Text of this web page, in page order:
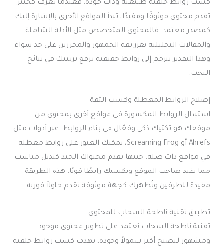
كسب روابط خلفية طبيعية وذات جودة. فعندما تُعرف كخبير
تقدم محتوى موثوقًا ومفيدًا، تبدأ المواقع الأخرى بالإشارة إليك
كمصدر معتمد. فالمحتوى المتخصص مثل الأدلة الشاملة
والمقالات التحليلية يعزز ثقة الجمهور والمحررين على حد سواء
وهذا التقدير يترجم إلى روابط حقيقية ترفع ترتيبك في نتائج
البحث.
إصلاح الروابط المعطلة وكسب الثقة
استبدال الروابط المكسورة في مواقع أخرى بمحتوى من
موقعك هو تكتيك ذكي وفعّال في بناء الروابط. عبر أدوات مثل
Ahrefs أو Screaming Frog، يمكنك العثور على روابط معطلة
في مواقع ذات صلة. حينها تقدم محتواك الجيد كبديل مناسب
مما يفيد صاحب الموقع ويكسبك رابطًا قويًا. هذه الطريقة
مفيدة للطرفين وتُظهرك كجهة موثوقة تقدم حلولاً فورية.
تطبيق تقنية ناطحة السحاب للمحتوى
تقنية ناطحة السحاب تعتمد على تطوير محتوى موجود
ومشهور ليصبح أكثر شمولاً وجودة، بهدف كسب روابط خلفية